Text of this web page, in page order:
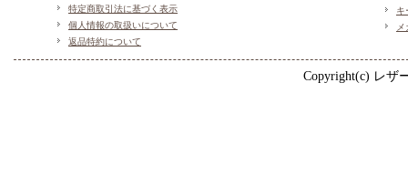
特定商取引法に基づく表示
個人情報の取扱いについて
返品特約について
キ
Copyright(c) レザ